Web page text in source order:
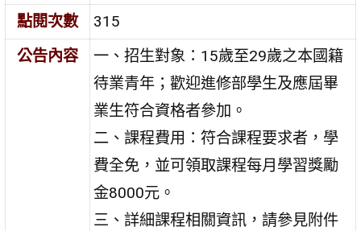
點閱次數
315
公告內容
一、招生對象：15歲至29歲之本國籍
待業青年；歡迎進修部學生及應屆畢
業生符合資格者參加。
二、課程費用：符合課程要求者，學
費全免，並可領取課程每月學習獎勵
金8000元。
三、詳細課程相關資訊，請參見附件